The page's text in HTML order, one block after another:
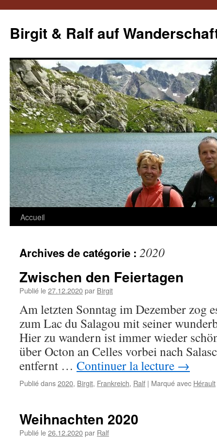
contenu
Birgit & Ralf auf
Accueil
Archives de catégorie : 2020
Zwischen den Feiertagen
Publié le27.12.2020par Birgit
Am letzten Sonntag im Dezember zog
zum Lac du Salagou mit seiner
Hier zu wandern ist immer wieder
über Octon an Celles vorbei nach
entfernt … Continuer la lecture →
Publié dans2020, Birgit, Frankreich, Ralf | Marqué avec Hérault
Weihnachten 2020
Publié le26.12.2020par Ralf